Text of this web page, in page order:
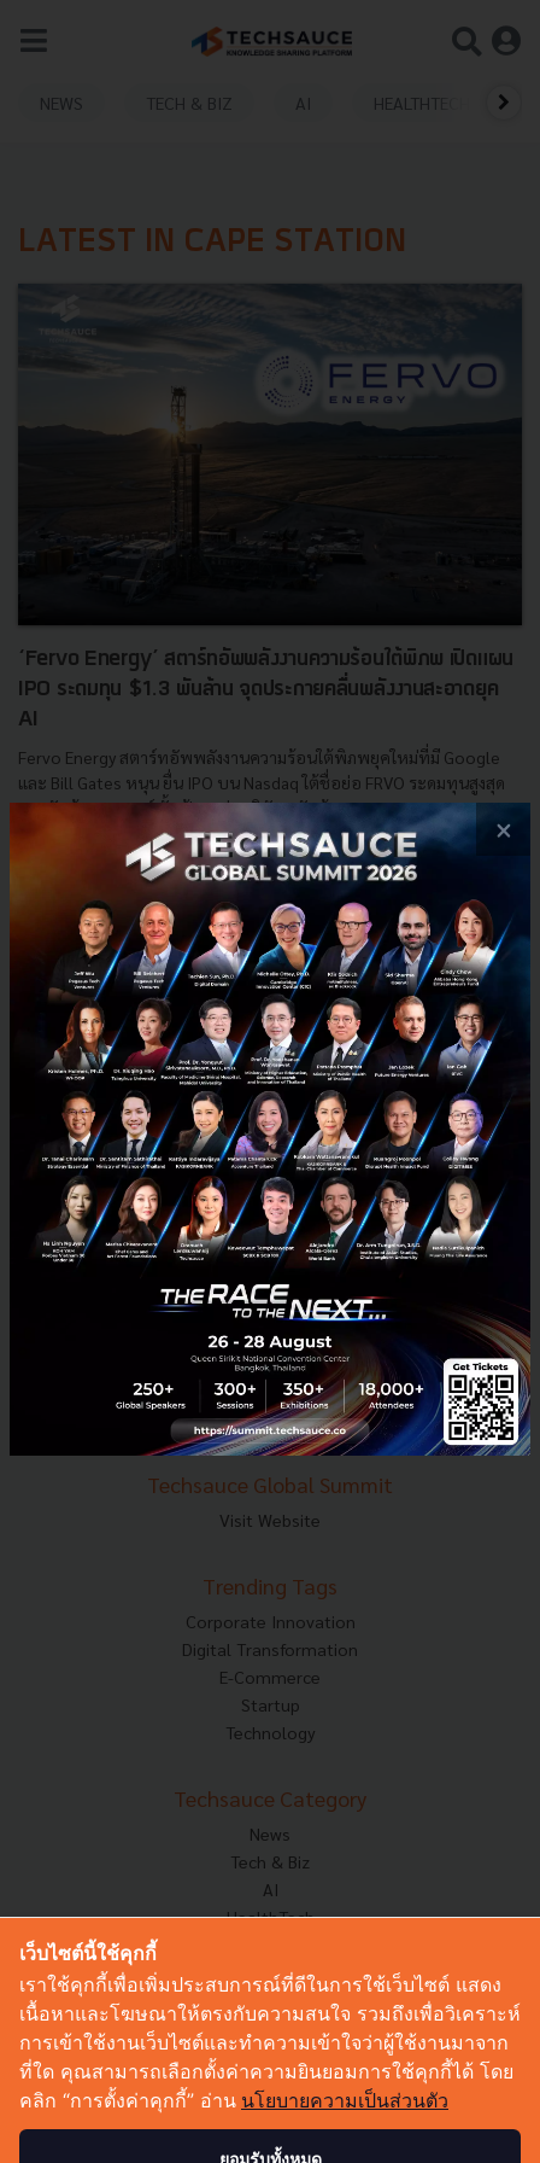
NEWS TECH & BIZ AI HEALTHTECH
LATEST IN CAPE STATION
‘Fervo Energy’ สตาร์ทอัพพลังงานความร้อนใต้พิภพ เปิดแผน
IPO ระดมทุน $1.3 พันล้าน จุดประกายคลื่นพลังงานสะอาดยุค
AI
Fervo Energy สตาร์ทอัพพลังงานความร้อนใต้พิภพยุคใหม่ที่มี Google
และ Bill Gates หนุน ยื่น IPO บน Nasdaq ใต้ชื่อย่อ FRVO ระดมทุนสูงสุด
1.3 พันล้านดอลลาร์ ตั้งเป้ามูลค่าบริษัทหลังเข้า...
พฤษภาคม 5, 2026| ByTechsauce Team
Startup Guide IPO EGS Google Nasdaq
E-mail :contact@techsauce.co
Tel : 02-001-5375
Mobile : 06-4658-9500
Techsauce Media
About Techsauce
Techsauce Services
Privacy Policy
ส่งบทความ
Techsauce Global Summit
Visit Website
Trending Tags
Corporate Innovation
Digital Transformation
E-Commerce
Startup
Technology
Techsauce Category
News
Tech & Biz
AI
HealthTech
Corp Innov
Saucy Thoughts
Sustainable
Videos
Podcast
×
เว็บไซต์นี้ใช้คุกกี้
เราใช้คุกกี้เพื่อเพิ่มประสบการณ์ที่ดีในการใช้เว็บไซต์ แสดง
เนื้อหาและโฆษณาให้ตรงกับความสนใจ รวมถึงเพื่อวิเคราะห์
การเข้าใช้งานเว็บไซต์และทำความเข้าใจว่าผู้ใช้งานมาจาก
ที่ใด คุณสามารถเลือกตั้งค่าความยินยอมการใช้คุกกี้ได้ โดย
คลิก “การตั้งค่าคุกกี้” อ่าน นโยบายความเป็นส่วนตัว
ยอมรับทั้งหมด